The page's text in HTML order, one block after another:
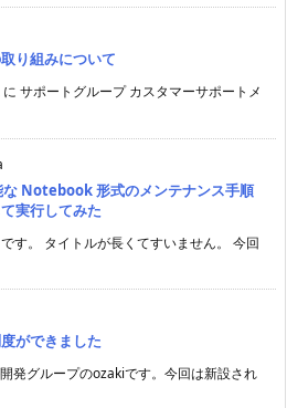
り組みについて
サポートグループ カスタマーサポートメ
Notebook 形式のメンテナンス手順
実行してみた
す。 タイトルが長くてすいません。 今回
ができました
発グループのozakiです。今回は新設され